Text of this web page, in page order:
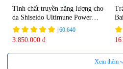
Tinh chất truyền năng lượng cho
da Shiseido Ultimune Power
75ml
|60.640
3.850.000 đ
Xem thêm